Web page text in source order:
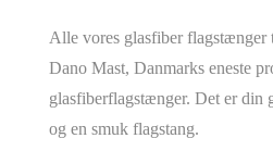
Alle vores glasfiber flagstænger
Dano Mast, Danmarks eneste
glasfiberflagstænger. Det er din
og en smuk flagstang.